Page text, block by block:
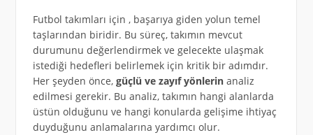
Futbol takımları için , başarıya giden yolun temel
taşlarından biridir. Bu süreç, takımın mevcut
durumunu değerlendirmek ve gelecekte ulaşmak
istediği hedefleri belirlemek için kritik bir adımdır.
Her şeyden önce, güçlü ve zayıf yönlerinanaliz
edilmesi gerekir. Bu analiz, takımın hangi alanlarda
üstün olduğunu ve hangi konularda gelişime ihtiyaç
duyduğunu anlamalarına yardımcı olur.